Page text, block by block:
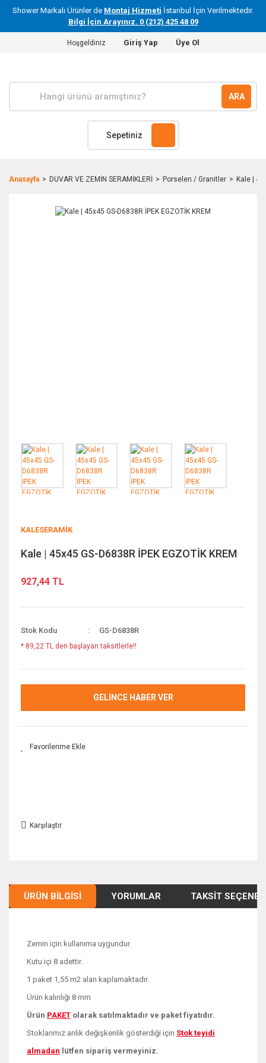
Shower Markalı Ürünler de Montaj Hizmeti İstanbul İçin Verilmektedir.
Bilgi İçin Arayınız. 0 (212) 425 48 09
Hoşgeldiniz Giriş Yap Üye Ol
ARA
Sepetiniz
Anasayfa DUVAR VE ZEMİN SERAMİKLERİ Porselen / Granitler Kale |
KALESERAMİK
Kale | 45x45 GS-D6838R İPEK EGZOTİK KREM
927,44 TL
Stok Kodu GS-D6838R
* 89,22 TL den başlayan taksitlerle!!
GELİNCE HABER VER
Karşılaştır
ÜRÜN BILGISI YORUMLAR TAKSIT
Zemin için kullanıma uygundur.
Kutu içi 8 adettir.
1 paket 1,55 m2 alan kaplamaktadır.
Ürün kalınlığı 8 mm
Ürün PAKET olarak satılmaktadır ve paket fiyatıdır.
Stoklarımız anlık değişkenlik gösterdiği için Stok teyidi
almadan lütfen sipariş vermeyiniz.